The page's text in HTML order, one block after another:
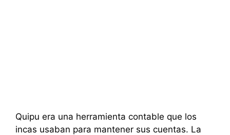
Quipu era una herramienta contable que los
incas usaban para mantener sus cuentas. La